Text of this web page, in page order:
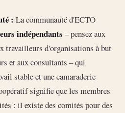
: La communauté d'ECTO
indépendants – pensez aux
travailleurs d'organisations à but
et aux consultants – qui
stable et une camaraderie
signifie que les membres
: il existe des comités pour des